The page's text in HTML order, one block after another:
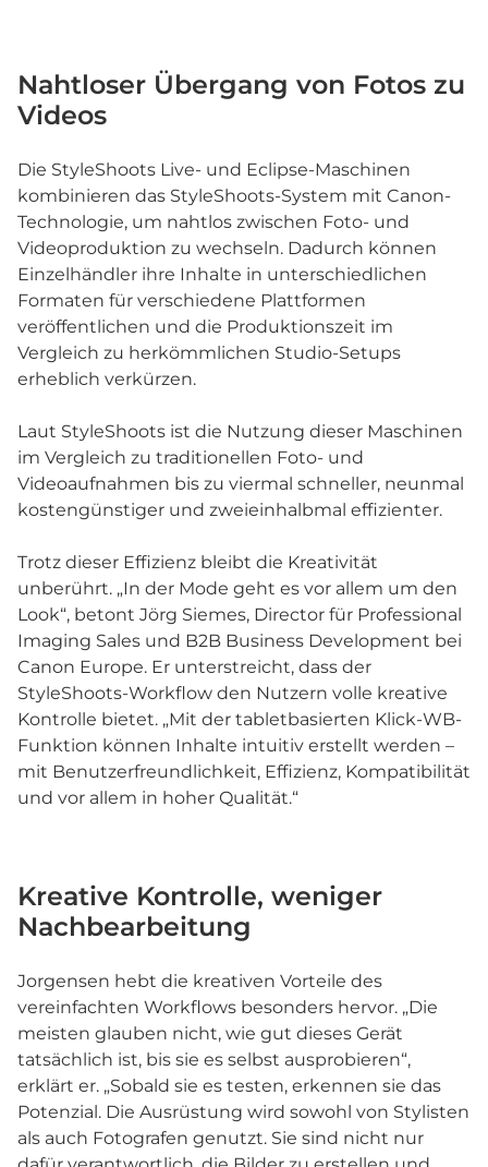
Nahtloser Übergang von Fotos zu
Videos
Die StyleShoots Live- und Eclipse-Maschinen
kombinieren das StyleShoots-System mit Canon-
Technologie, um nahtlos zwischen Foto- und
Videoproduktion zu wechseln. Dadurch können
Einzelhändler ihre Inhalte in unterschiedlichen
Formaten für verschiedene Plattformen
veröffentlichen und die Produktionszeit im
Vergleich zu herkömmlichen Studio-Setups
erheblich verkürzen.
Laut StyleShoots ist die Nutzung dieser Maschinen
im Vergleich zu traditionellen Foto- und
Videoaufnahmen bis zu viermal schneller, neunmal
kostengünstiger und zweieinhalbmal effizienter.
Trotz dieser Effizienz bleibt die Kreativität
unberührt. „In der Mode geht es vor allem um den
Look“, betont Jörg Siemes, Director für Professional
Imaging Sales und B2B Business Development bei
Canon Europe. Er unterstreicht, dass der
StyleShoots-Workflow den Nutzern volle kreative
Kontrolle bietet. „Mit der tabletbasierten Klick-WB-
Funktion können Inhalte intuitiv erstellt werden –
mit Benutzerfreundlichkeit, Effizienz, Kompatibilität
und vor allem in hoher Qualität.“
Kreative Kontrolle, weniger
Nachbearbeitung
Jorgensen hebt die kreativen Vorteile des
vereinfachten Workflows besonders hervor. „Die
meisten glauben nicht, wie gut dieses Gerät
tatsächlich ist, bis sie es selbst ausprobieren“,
erklärt er. „Sobald sie es testen, erkennen sie das
Potenzial. Die Ausrüstung wird sowohl von Stylisten
als auch Fotografen genutzt. Sie sind nicht nur